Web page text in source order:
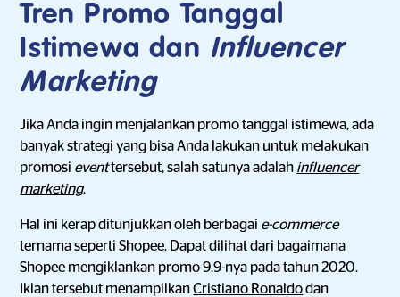
Tren Promo Tanggal
Istimewa dan Influencer
Marketing
Jika Anda ingin menjalankan promo tanggal istimewa, ada
banyak strategi yang bisa Anda lakukan untuk melakukan
promosi eventtersebut, salah satunya adalah influencer
marketing.
Hal ini kerap ditunjukkan oleh berbagai e-commerce
ternama seperti Shopee. Dapat dilihat dari bagaimana
Shopee mengiklankan promo 9.9-nya pada tahun 2020.
Iklan tersebut menampilkanCristiano Ronaldodan